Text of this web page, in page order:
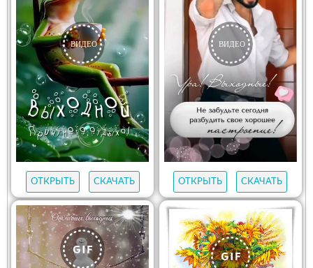
ОТКРЫТЬ СКАЧАТЬ ОТКРЫТЬ СКАЧАТЬ